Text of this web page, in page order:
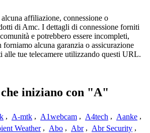
affiliazione, connessione o
di Amc. I dettagli di connessione forniti
e potrebbero essere incompleti,
alcuna garanzia o assicurazione
alle tue telecamere utilizzando questi URL.
iniziano con "A"
, A-mtk , A1webcam , A4tech , Aanke ,
Weather , Abo , Abr , Abr Security ,